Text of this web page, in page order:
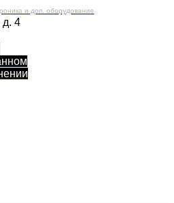
и доп. оборудование
д. 4